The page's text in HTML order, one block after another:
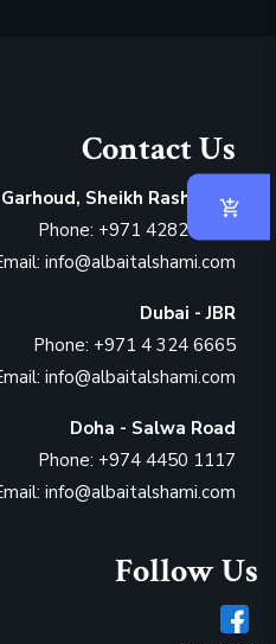
Contact Us
Sheikh Rashid Rd
Phone: +971 4282 6665
info@albaitalshami.com
Dubai - JBR
Phone: +971 4 324 6665
info@albaitalshami.com
Doha - Salwa Road
Phone: +974 4450 1117
info@albaitalshami.com
Follow Us